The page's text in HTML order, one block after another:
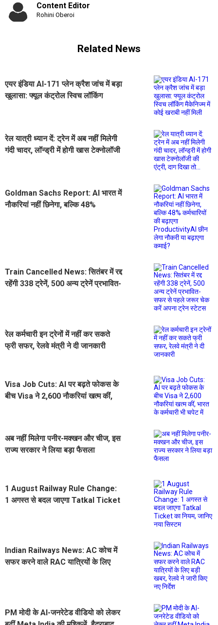
Content Editor
Rohini Oberoi
Related News
एयर इंडिया AI-171 प्लेन क्रैश जांच में बड़ा
खुलासा: फ्यूल कंट्रोल स्विच लॉकिंग
रेल यात्री ध्यान दें: ट्रेन में अब नहीं मिलेगी
गंदी चादर, लॉन्ड्री में होगी खास टेक्नोलॉजी
Goldman Sachs Report: AI भारत में
नौकरियां नहीं छिनेगा, बल्कि 48%
Train Cancelled News: सितंबर में रद्द
रहेंगी 338 ट्रेनें, 500 अन्य ट्रेनें प्रभावित-
रेल कर्मचारी इन ट्रेनों में नहीं कर सकते
फ्री सफर, रेलवे मंत्री ने दी जानकारी
Visa Job Cuts: AI पर बढ़ते फोकस के
बीच Visa ने 2,600 नौकरियां खत्म कीं,
अब नहीं मिलेगा पनीर-मक्खन और चीज, इस
राज्य सरकार ने लिया बड़ा फैसला
1 August Railway Rule Change:
1 अगस्त से बदल जाएगा Tatkal Ticket
Indian Railways News: AC कोच में
सफर करने वाले RAC यात्रियों के लिए
PM मोदी के AI-जनरेटेड वीडियो को लेकर